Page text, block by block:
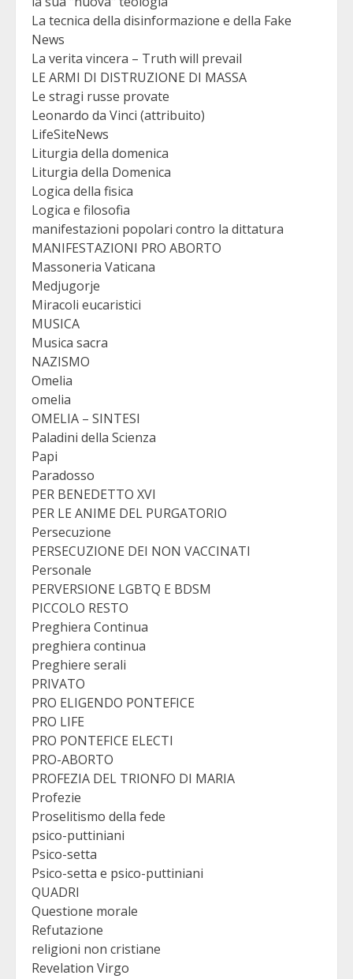
La tecnica della disinformazione e della Fake
News
La verita vincera – Truth will prevail
LE ARMI DI DISTRUZIONE DI MASSA
Le stragi russe provate
Leonardo da Vinci (attribuito)
LifeSiteNews
Liturgia della domenica
Liturgia della Domenica
Logica della fisica
Logica e filosofia
manifestazioni popolari contro la dittatura
MANIFESTAZIONI PRO ABORTO
Massoneria Vaticana
Medjugorje
Miracoli eucaristici
MUSICA
Musica sacra
NAZISMO
Omelia
omelia
OMELIA – SINTESI
Paladini della Scienza
Papi
Paradosso
PER BENEDETTO XVI
PER LE ANIME DEL PURGATORIO
Persecuzione
PERSECUZIONE DEI NON VACCINATI
Personale
PERVERSIONE LGBTQ E BDSM
PICCOLO RESTO
Preghiera Continua
preghiera continua
Preghiere serali
PRIVATO
PRO ELIGENDO PONTEFICE
PRO LIFE
PRO PONTEFICE ELECTI
PRO-ABORTO
PROFEZIA DEL TRIONFO DI MARIA
Profezie
Proselitismo della fede
psico-puttiniani
Psico-setta
Psico-setta e psico-puttiniani
QUADRI
Questione morale
Refutazione
religioni non cristiane
Revelation Virgo